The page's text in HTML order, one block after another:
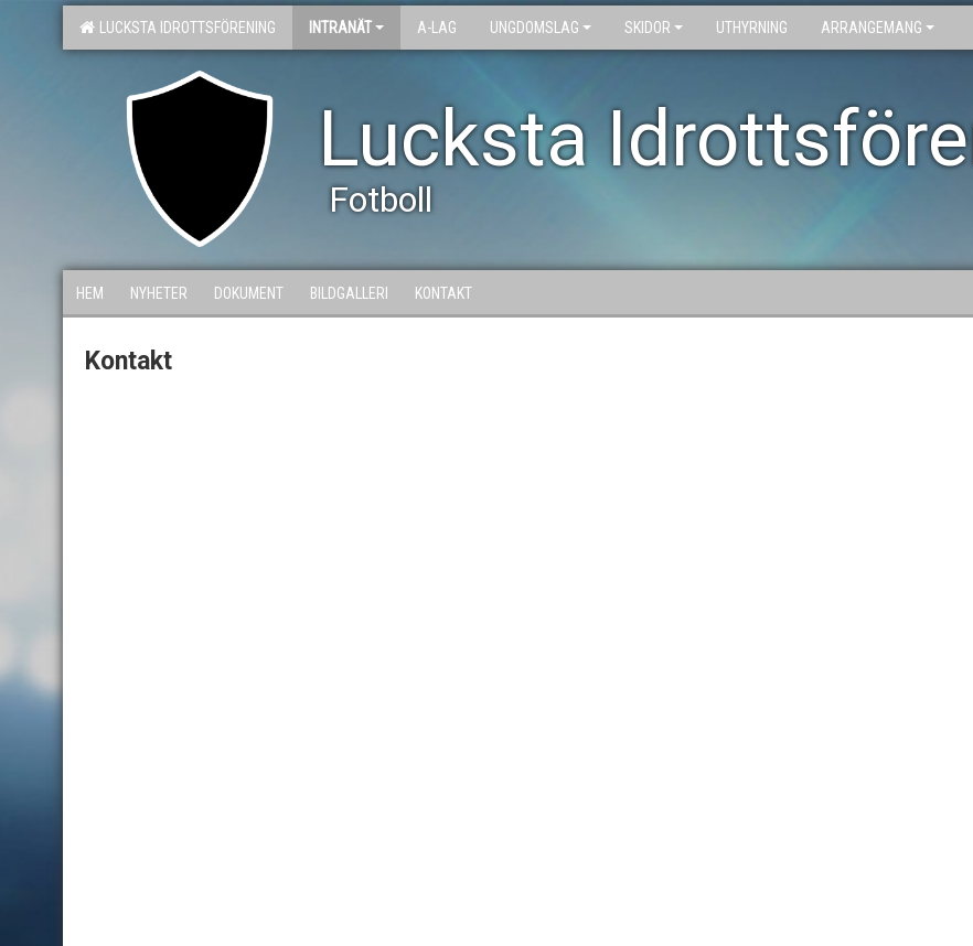
LUCKSTA IDROTTSFÖRENING INTRANÄT A-LAG UNGDOMSLAG SKIDOR UTHYRNING ARRANGEMANG
Lucksta
Fotboll
HEM NYHETER DOKUMENT BILDGALLERI KONTAKT
Kontakt